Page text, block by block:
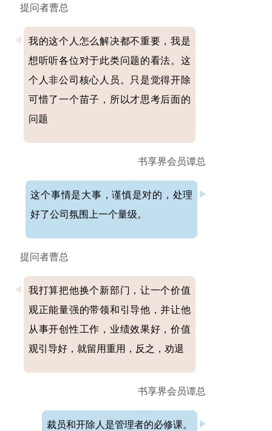
提问者曹总
我的这个人怎么解决都不重要，我是
想听听各位对于此类问题的看法。这
个人非公司核心人员。只是觉得开除
可惜了一个苗子，所以才思考后面的
问题
书享界会员谭总
这个事情是大事，谨慎是对的，处理
好了公司氛围上一个量级。
提问者曹总
我打算把他换个新部门，让一个价值
观正能量强的带领和引导他，并让他
从事开创性工作，业绩效果好，价值
观引导好，就留用重用，反之，劝退
书享界会员谭总
裁员和开除人是管理者的必修课。